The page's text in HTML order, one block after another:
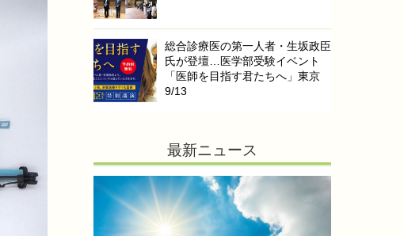
総合診療医の第一人者・生坂政臣
氏が登壇…医学部受験イベント
「医師を目指す君たちへ」東京
9/13
最新ニュース